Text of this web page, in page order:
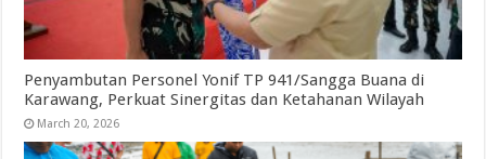
Penyambutan Personel Yonif TP 941/Sangga Buana di
Karawang, Perkuat Sinergitas dan Ketahanan Wilayah
March 20, 2026